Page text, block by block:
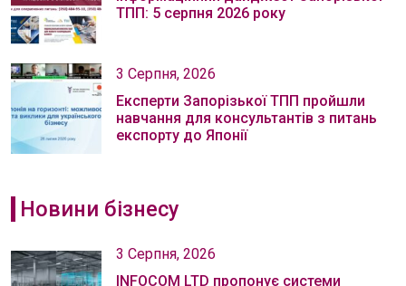
ТПП: 5 серпня 2026 року
3 Серпня, 2026
Експерти Запорізької ТПП пройшли
навчання для консультантів з питань
експорту до Японії
Новини бізнесу
3 Серпня, 2026
INFOCOM LTD пропонує системи